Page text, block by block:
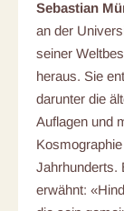
Sebastian
an der
seiner
heraus. Sie
darunter die
Auflagen und
Jahrhunderts.
erwähnt: